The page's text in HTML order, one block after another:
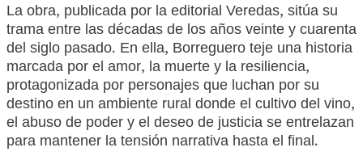
La obra, publicada por la editorial Veredas, sitúa su
trama entre las décadas de los años veinte y cuarenta
del siglo pasado. En ella, Borreguero teje una historia
marcada por el amor, la muerte y la resiliencia,
protagonizada por personajes que luchan por su
destino en un ambiente rural donde el cultivo del vino,
el abuso de poder y el deseo de justicia se entrelazan
para mantener la tensión narrativa hasta el final.